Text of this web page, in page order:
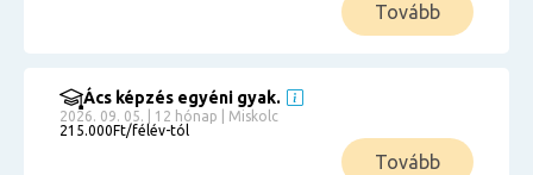
Tovább
Ács képzés egyéni gyak.
2026. 09. 05. | 12 hónap | Miskolc
215.000Ft/félév-tól
Tovább